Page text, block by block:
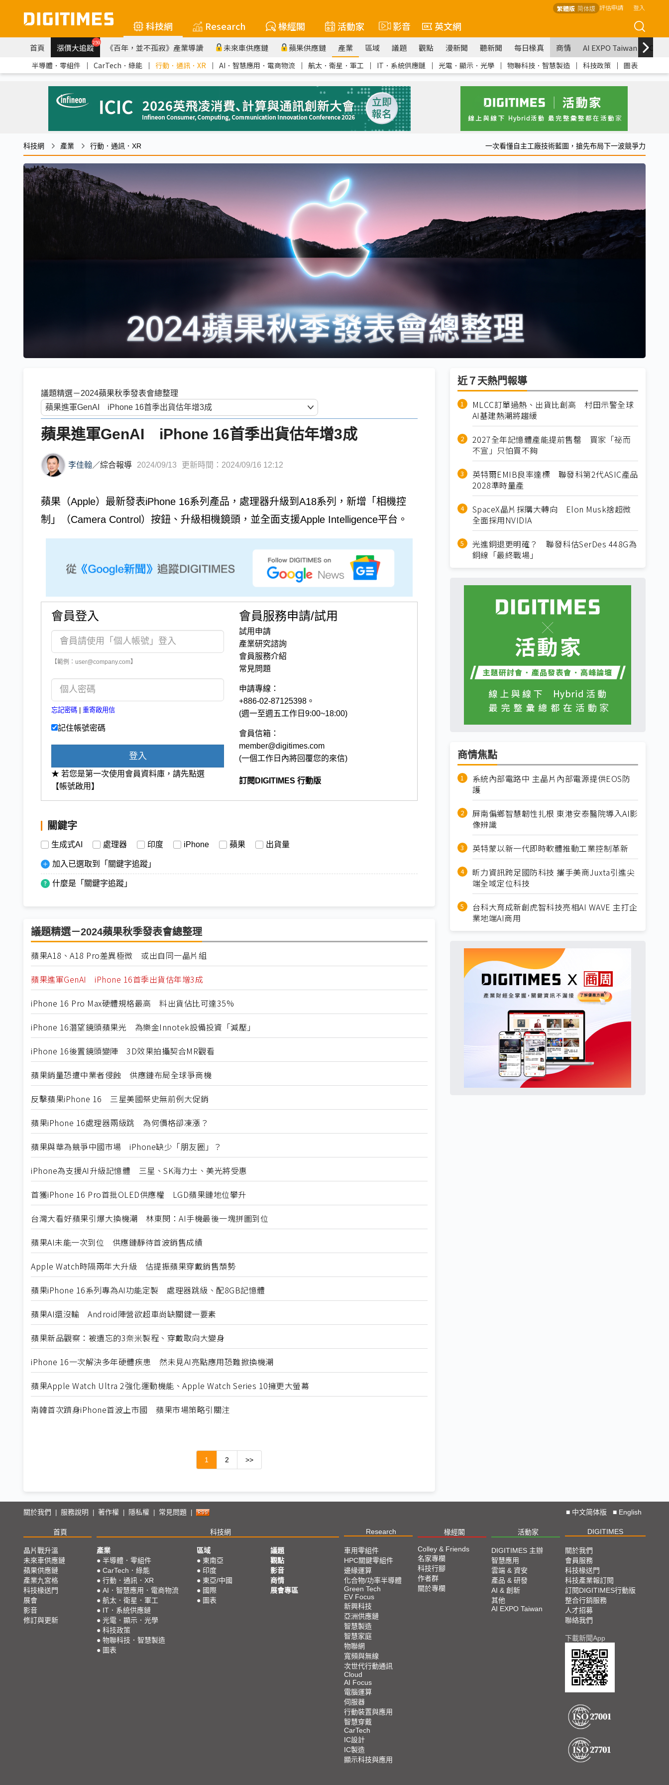
繁體版 简体版 評估申請 登入
科技網 Research 椽經閣 活動家 影音 英文網
首頁 漲價大追蹤259 《百年，並不孤寂》產業導讀 未來車供應鏈 蘋果供應鏈 產業 區域 議題 觀點 漫新聞 聽新聞 每日椽真 商情 AI EXPO Taiwan
半導體．零組件 ｜ CarTech．綠能 ｜ 行動．通訊．XR ｜ AI．智慧應用．電商物流 ｜ 航太．衛星．軍工 ｜ IT．系統供應鏈 ｜ 光電．顯示．光學 ｜ 物聯科技．智慧製造 ｜ 科技政策 ｜ 圖表
科技網 產業 行動．通訊．XR 一次看懂自主工廠技術藍圖，搶先布局下一波競爭力
議題精選－2024蘋果秋季發表會總整理
蘋果進軍GenAI iPhone 16首季出貨估年增3成
李佳翰／綜合報導 2024/09/13 更新時間：2024/09/16 12:12
蘋果（Apple）最新發表iPhone 16系列產品，處理器升級到A18系列，新增「相機控
制」（Camera Control）按鈕、升級相機鏡頭，並全面支援Apple Intelligence平台。
會員登入
【範例：user@company.com】
忘記密碼 | 重寄啟用信
記住帳號密碼
登入
★ 若您是第一次使用會員資料庫，請先點選
【帳號啟用】
會員服務申請/試用
試用申請
產業研究諮詢
會員服務介紹
常見問題
申請專線：
+886-02-87125398。
(週一至週五工作日9:00~18:00)
會員信箱：
member@digitimes.com
(一個工作日內將回覆您的來信)
訂閱DIGITIMES 行動版
關鍵字
生成式AI 處理器 印度 iPhone 蘋果 出貨量
加入已選取到「關鍵字追蹤」
什麼是「關鍵字追蹤」
議題精選－2024蘋果秋季發表會總整理
蘋果A18、A18 Pro差異極微 或出自同一晶片組
蘋果進軍GenAI iPhone 16首季出貨估年增3成
iPhone 16 Pro Max硬體規格最高 料出貨佔比可達35%
iPhone 16潛望鏡頭蘋果光 為樂金Innotek設備投資「減壓」
iPhone 16後置鏡頭變陣 3D效果拍攝契合MR觀看
蘋果銷量恐遭中業者侵蝕 供應鏈布局全球爭商機
反擊蘋果iPhone 16 三星美國祭史無前例大促銷
蘋果iPhone 16處理器兩級跳 為何價格卻凍漲？
蘋果與華為競爭中國市場 iPhone缺少「朋友圈」？
iPhone為支援AI升級記憶體 三星、SK海力士、美光將受惠
首獲iPhone 16 Pro首批OLED供應權 LGD蘋果鏈地位攀升
台灣大看好蘋果引爆大換機潮 林東閔：AI手機最後一塊拼圖到位
蘋果AI未能一次到位 供應鏈靜待首波銷售成績
Apple Watch時隔兩年大升級 估提振蘋果穿戴銷售頹勢
蘋果iPhone 16系列專為AI功能定製 處理器跳級、配8GB記憶體
蘋果AI還沒輸 Android陣營欲超車尚缺關鍵一要素
蘋果新品觀察：被遺忘的3奈米製程、穿戴取向大變身
iPhone 16一次解決多年硬體疾患 然未見AI亮點應用恐難掀換機潮
蘋果Apple Watch Ultra 2強化運動機能、Apple Watch Series 10擁更大螢幕
南韓首次躋身iPhone首波上市國 蘋果市場策略引關注
1 2 >>
近７天熱門報導
MLCC訂單過熱、出貨比創高 村田示警全球
AI基建熱潮將趨緩
2027全年記憶體產能提前售罄 買家「祕而
不宣」只怕買不夠
英特爾EMIB良率達標 聯發科第2代ASIC產品
2028準時量產
SpaceX晶片採購大轉向 Elon Musk捨超微
全面採用NVIDIA
光進銅退更明確？ 聯發科估SerDes 448G為
銅線「最終戰場」
商情焦點
系統內部電路中 主晶片內部電源提供EOS防
護
屏南偏鄉智慧韌性扎根 東港安泰醫院導入AI影
像辨識
英特蒙以新一代即時軟體推動工業控制革新
昕力資訊跨足國防科技 攜手美商Juxta引進尖
端全域定位科技
台科大育成新創虎智科技亮相AI WAVE 主打企
業地端AI商用
關於我們 | 服務說明 | 著作權 | 隱私權 | 常見問題 | ■ 中文简体版 ■ English
首頁 科技網 Research 椽經閣 活動家 DIGITIMES
晶片戰升溫
未來車供應鏈
蘋果供應鏈
產業九宮格
科技椽送門
展會
影音
修訂與更新
產業
● 半導體．零組件
● CarTech．綠能
● 行動．通訊．XR
● AI．智慧應用．電商物流
● 航太．衛星．軍工
● IT．系統供應鏈
● 光電．顯示．光學
● 科技政策
● 物聯科技．智慧製造
● 圖表
區域
● 東南亞
● 印度
● 東亞/中國
● 國際
● 圖表
議題
觀點
影音
商情
展會專區
車用零組件
HPC關鍵零組件
邊緣運算
化合物/功率半導體
Green Tech
EV Focus
新興科技
亞洲供應鏈
智慧製造
智慧家庭
物聯網
寬頻與無線
次世代行動通訊
Cloud
AI Focus
電腦運算
伺服器
行動裝置與應用
智慧穿戴
CarTech
IC設計
IC製造
顯示科技與應用
Colley & Friends
名家專欄
科技行腳
作者群
關於專欄
DIGITIMES 主辦
智慧應用
雲端 & 資安
產品 & 研發
AI & 創新
其他
AI EXPO Taiwan
關於我們
會員服務
科技椽送門
科技產業報訂閱
訂閱DIGITIMES行動版
整合行銷服務
人才招募
聯絡我們
下載新聞App